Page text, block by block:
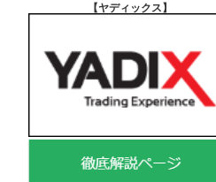
【ヤディックス】